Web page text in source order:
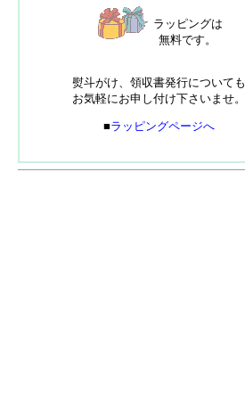
ラッピングは
無料です。
熨斗がけ、領収書発行についても
お気軽にお申し付け下さいませ。
■ラッピングページへ